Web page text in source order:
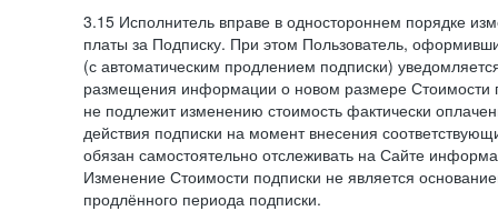
3.15 Исполнитель вправе в одностороннем порядке
платы за Подписку. При этом Пользователь,
(с автоматическим продлением подписки)
размещения информации о новом размере Стоимости
не подлежит изменению стоимость фактически
действия подписки на момент внесения
обязан самостоятельно отслеживать на Сайте
Изменение Стоимости подписки не является
продлённого периода подписки.